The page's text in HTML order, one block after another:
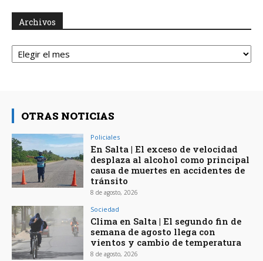
Archivos
Archivos
OTRAS NOTICIAS
Policiales
En Salta | El exceso de velocidad
desplaza al alcohol como principal
causa de muertes en accidentes de
tránsito
8 de agosto, 2026
Sociedad
Clima en Salta | El segundo fin de
semana de agosto llega con
vientos y cambio de temperatura
8 de agosto, 2026